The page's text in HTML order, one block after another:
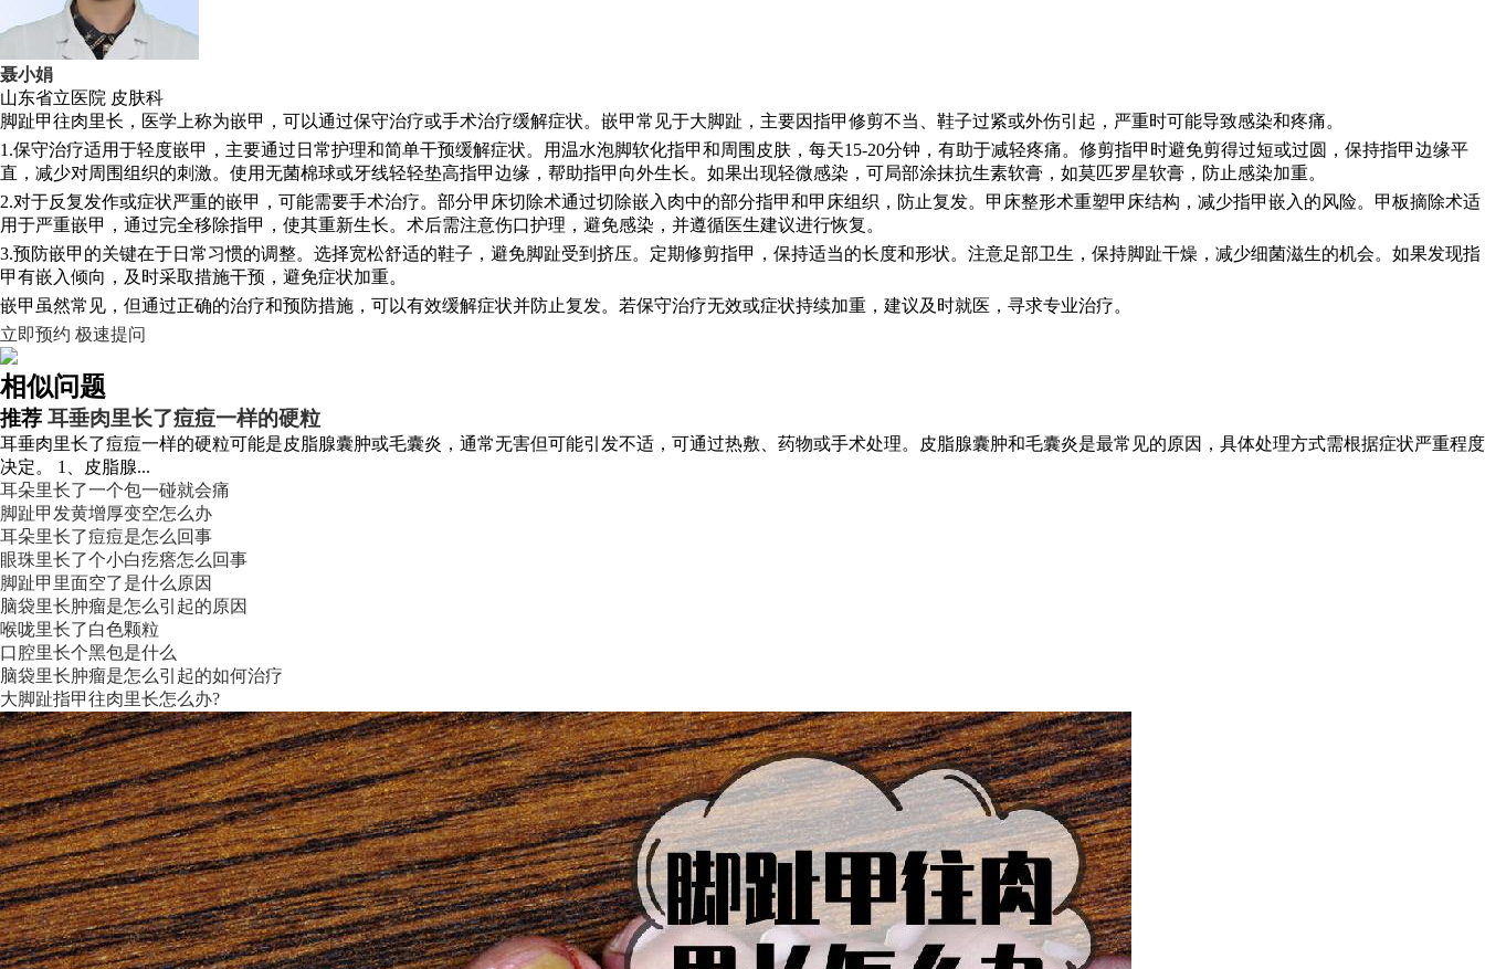
聂小娟
山东省立医院 皮肤科
脚趾甲往肉里长，医学上称为嵌甲，可以通过保守治疗或手术治疗缓解症状。嵌甲常见于大脚趾，主要因指甲修剪不当、鞋子过紧或外伤引起，严重时可能导致感染和疼痛。
1.保守治疗适用于轻度嵌甲，主要通过日常护理和简单干预缓解症状。用温水泡脚软化指甲和周围皮肤，每天15-20分钟，有助于减轻疼痛。修剪指甲时避免剪得过短或过圆，保持指甲边缘平
直，减少对周围组织的刺激。使用无菌棉球或牙线轻轻垫高指甲边缘，帮助指甲向外生长。如果出现轻微感染，可局部涂抹抗生素软膏，如莫匹罗星软膏，防止感染加重。
2.对于反复发作或症状严重的嵌甲，可能需要手术治疗。部分甲床切除术通过切除嵌入肉中的部分指甲和甲床组织，防止复发。甲床整形术重塑甲床结构，减少指甲嵌入的风险。甲板摘除术适
用于严重嵌甲，通过完全移除指甲，使其重新生长。术后需注意伤口护理，避免感染，并遵循医生建议进行恢复。
3.预防嵌甲的关键在于日常习惯的调整。选择宽松舒适的鞋子，避免脚趾受到挤压。定期修剪指甲，保持适当的长度和形状。注意足部卫生，保持脚趾干燥，减少细菌滋生的机会。如果发现指
甲有嵌入倾向，及时采取措施干预，避免症状加重。
嵌甲虽然常见，但通过正确的治疗和预防措施，可以有效缓解症状并防止复发。若保守治疗无效或症状持续加重，建议及时就医，寻求专业治疗。
立即预约 极速提问
相似问题
推荐 耳垂肉里长了痘痘一样的硬粒
耳垂肉里长了痘痘一样的硬粒可能是皮脂腺囊肿或毛囊炎，通常无害但可能引发不适，可通过热敷、药物或手术处理。皮脂腺囊肿和毛囊炎是最常见的原因，具体处理方式需根据症状严重程度
决定。 1、皮脂腺...
耳朵里长了一个包一碰就会痛
脚趾甲发黄增厚变空怎么办
耳朵里长了痘痘是怎么回事
眼珠里长了个小白疙瘩怎么回事
脚趾甲里面空了是什么原因
脑袋里长肿瘤是怎么引起的原因
喉咙里长了白色颗粒
口腔里长个黑包是什么
脑袋里长肿瘤是怎么引起的如何治疗
大脚趾指甲往肉里长怎么办?